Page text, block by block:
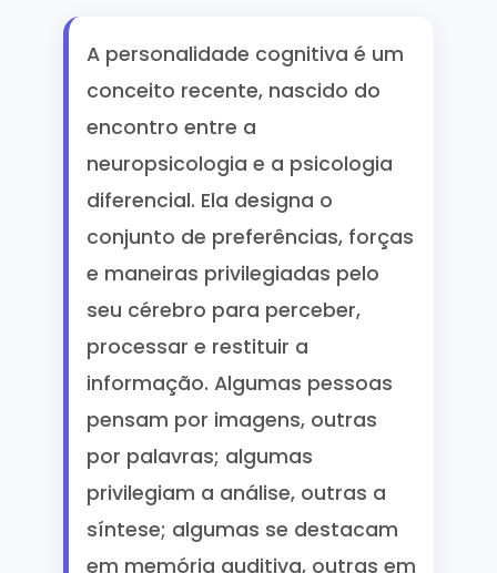
A personalidade cognitiva é um
conceito recente, nascido do
encontro entre a
neuropsicologia e a psicologia
diferencial. Ela designa o
conjunto de preferências, forças
e maneiras privilegiadas pelo
seu cérebro para perceber,
processar e restituir a
informação. Algumas pessoas
pensam por imagens, outras
por palavras; algumas
privilegiam a análise, outras a
síntese; algumas se destacam
em memória auditiva, outras em